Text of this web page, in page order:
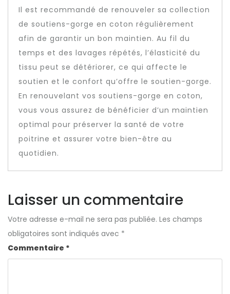
Il est recommandé de renouveler sa collection
de soutiens-gorge en coton régulièrement
afin de garantir un bon maintien. Au fil du
temps et des lavages répétés, l’élasticité du
tissu peut se détériorer, ce qui affecte le
soutien et le confort qu’offre le soutien-gorge.
En renouvelant vos soutiens-gorge en coton,
vous vous assurez de bénéficier d’un maintien
optimal pour préserver la santé de votre
poitrine et assurer votre bien-être au
quotidien.
Laisser un commentaire
Votre adresse e-mail ne sera pas publiée. Les champs
obligatoires sont indiqués avec *
Commentaire *